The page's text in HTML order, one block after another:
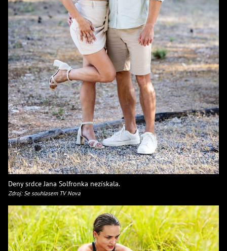
Deny srdce Jana Solfronka nezískala.
Zdroj: Se souhlasem TV Nova